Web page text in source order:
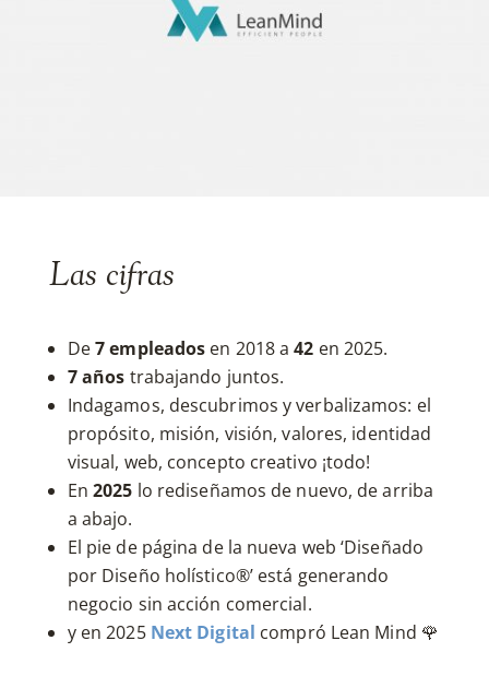
Las cifras
De7empleados en 2018 a42 en 2025.
7 años trabajando juntos.
Indagamos, descubrimos y verbalizamos: el
propósito, misión, visión, valores, identidad
visual, web, concepto creativo ¡todo!
En2025 lo rediseñamos de nuevo, de arriba
a abajo.
El pie de página de la nueva web ‘Diseñado
por Diseño holístico®’ está generando
negocio sin acción comercial.
y en 2025 Next Digital compró Lean Mind 🌹